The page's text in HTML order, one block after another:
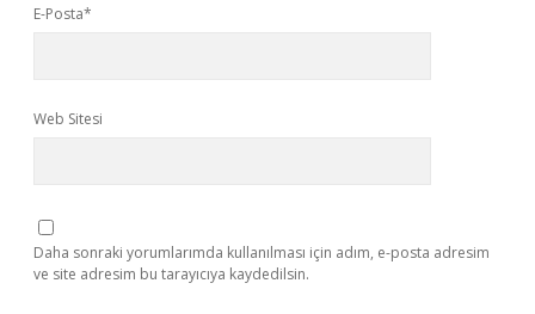
E-Posta*
Web Sitesi
Daha sonraki yorumlarımda kullanılması için adım, e-posta adresim
ve site adresim bu tarayıcıya kaydedilsin.